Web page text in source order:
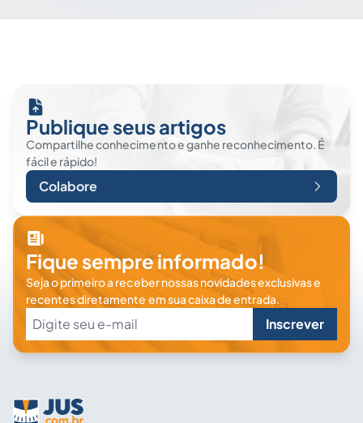
Publique seus artigos
Compartilhe conhecimento e ganhe reconhecimento. É
fácil e rápido!
Colabore
Fique sempre informado!
Seja o primeiro a receber nossas novidades exclusivas e
recentes diretamente em sua caixa de entrada.
Inscrever